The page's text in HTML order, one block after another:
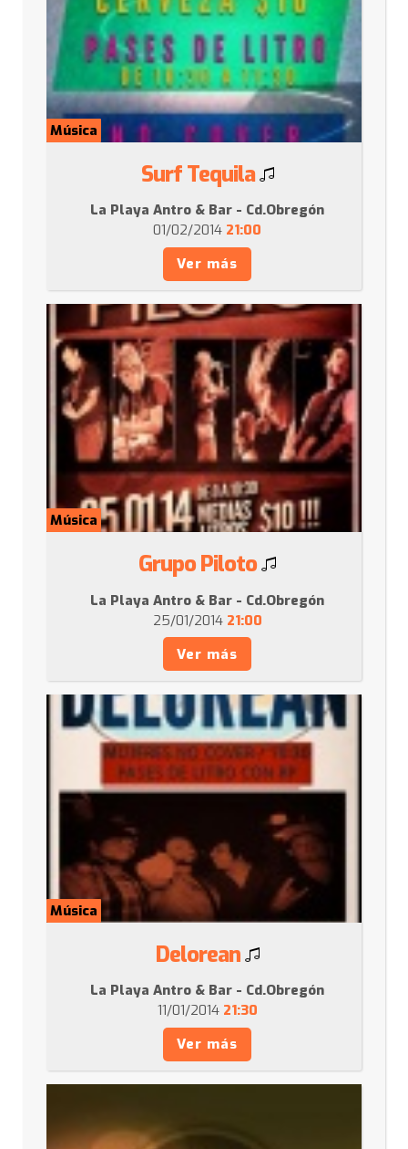
Música
Surf Tequila
La Playa Antro & Bar - Cd.Obregón
01/02/2014 21:00
Ver más
Música
Grupo Piloto
La Playa Antro & Bar - Cd.Obregón
25/01/2014 21:00
Ver más
Música
Delorean
La Playa Antro & Bar - Cd.Obregón
11/01/2014 21:30
Ver más